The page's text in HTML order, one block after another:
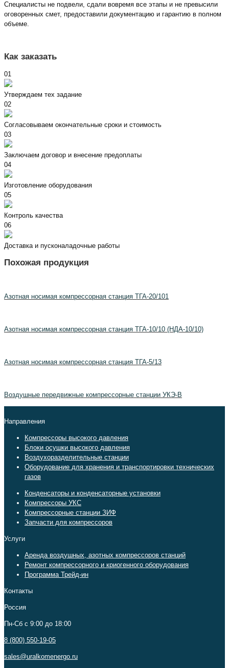
Специалисты не подвели, сдали вовремя все этапы и не превысили
оговоренных смет, предоставили документацию и гарантию в полном
объеме.
Как заказать
01
Утверждаем тех задание
02
Согласовываем окончательные сроки и стоимость
03
Заключаем договор и внесение предоплаты
04
Изготовление оборудования
05
Контроль качества
06
Доставка и пусконаладочные работы
Похожая продукция
Азотная носимая компрессорная станция ТГА-20/101
Азотная носимая компрессорная станция ТГА-10/10 (НДА-10/10)
Азотная носимая компрессорная станция ТГА-5/13
Воздушные передвижные компрессорные станции УКЭ-В
Направления
Компрессоры высокого давления
Блоки осушки высокого давления
Воздухоразделительные станции
Оборудование для хранения и транспортировки технических
газов
Конденсаторы и конденсаторные установки
Компрессоры УКС
Компрессорные станции ЗИФ
Запчасти для компрессоров
Услуги
Аренда воздушных, азотных компрессоров станций
Ремонт компрессорного и криогенного оборудования
Программа Трейд-ин
Контакты
Россия
Пн-Сб c 9:00 до 18:00
8 (800) 550-19-05
sales@uralkomenergo.ru